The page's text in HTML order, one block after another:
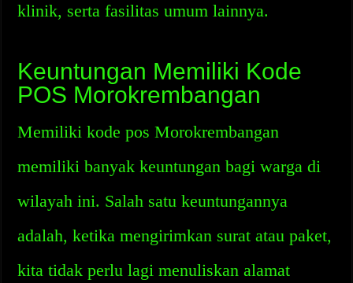
klinik, serta fasilitas umum lainnya.
Keuntungan Memiliki Kode
POS Morokrembangan
Memiliki kode pos Morokrembangan
memiliki banyak keuntungan bagi warga di
wilayah ini. Salah satu keuntungannya
adalah, ketika mengirimkan surat atau paket,
kita tidak perlu lagi menuliskan alamat